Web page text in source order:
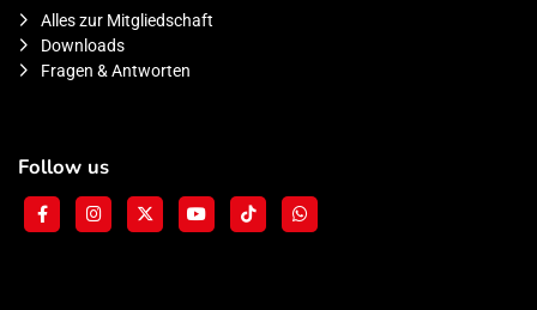
Alles zur Mitgliedschaft
Downloads
Fragen & Antworten
Follow us